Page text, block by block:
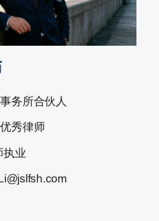
务所合伙人
秀律师
执业